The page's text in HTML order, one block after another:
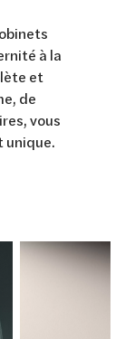
à la
et
de
vous
unique.